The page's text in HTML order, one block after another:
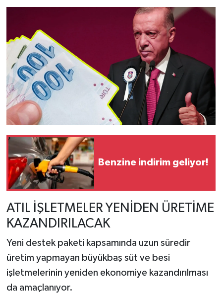
Benzine indirim geliyor!
ATIL İŞLETMELER YENİDEN ÜRETİME
KAZANDIRILACAK
Yeni destek paketi kapsamında uzun süredir
üretim yapmayan büyükbaş süt ve besi
işletmelerinin yeniden ekonomiye kazandırılması
da amaçlanıyor.